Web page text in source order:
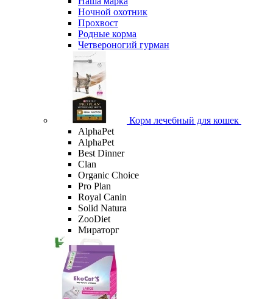
Ночной охотник
Прохвост
Родные корма
Четвероногий гурман
Корм лечебный для кошек
AlphaPet
AlphaPet
Best Dinner
Clan
Organic Сhoice
Pro Plan
Royal Canin
Solid Natura
ZooDiet
Мираторг